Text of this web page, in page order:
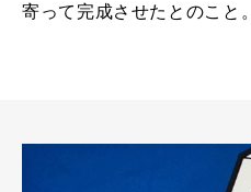
寄って完成させたとのこと。